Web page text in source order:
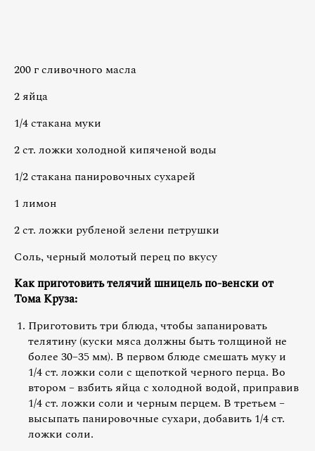
200 г сливочного масла
2 яйца
1/4 стакана муки
2 ст. ложки холодной кипяченой воды
1/2 стакана панировочных сухарей
1 лимон
2 ст. ложки рубленой зелени петрушки
Соль, черный молотый перец по вкусу
Как приготовить телячий шницель по-венски от
Тома Круза:
Приготовить три блюда, чтобы запанировать
телятину (куски мяса должны быть толщиной не
более 30–35 мм). В первом блюде смешать муку и
1/4 ст. ложки соли с щепоткой черного перца. Во
втором – взбить яйца с холодной водой, приправив
1/4 ст. ложки соли и черным перцем. В третьем –
высыпать панировочные сухари, добавить 1/4 ст.
ложки соли.